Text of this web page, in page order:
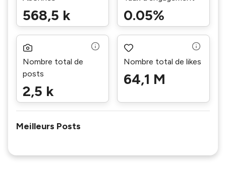
568,5 k 0.05%
Nombre total de
posts
2,5 k
Nombre total de likes
64,1 M
Meilleurs Posts